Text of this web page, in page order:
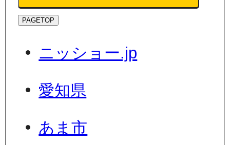
PAGETOP
ニッショー.jp
愛知県
あま市